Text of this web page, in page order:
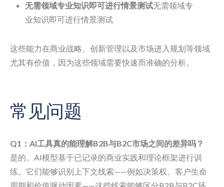
无需领域专业知识即可进行情景测试无需领域专
业知识即可进行情景测试
这些能力在商业战略、创新管理以及市场进入规划等领域
尤其有价值，因为这些领域需要快速而准确的分析。
常见问题
Q1：AI工具真的能理解B2B与B2C市场之间的差异吗？
是的。AI模型基于已记录的商业实践和理论框架进行训
练。它们能够识别上下文线索——例如决策权、客户生命